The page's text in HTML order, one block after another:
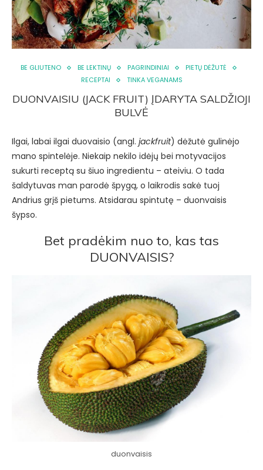
BE GLIUTENO BE LEKTINŲ PAGRINDINIAI
PIETŲ DĖŽUTĖ
RECEPTAI
TINKA VEGANAMS
DUONVAISIU (JACK FRUIT) ĮDARYTA SALDŽIOJI
BULVĖ
Ilgai, labai ilgai duovaisio (angl. jackfruit) dėžutė gulinėjo
mano spintelėje. Niekaip nekilo idėjų bei motyvacijos
sukurti receptą su šiuo ingredientu – ateiviu. O tada
šaldytuvas man parodė špygą, o laikrodis sakė tuoj
Andrius grįš pietums. Atsidarau spintutę – duonvaisis
šypso.
Bet pradėkim nuo to, kas tas
DUONVAISIS?
duonvaisis